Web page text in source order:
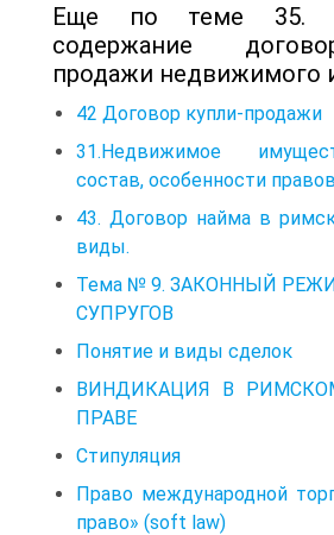
Еще по теме 35.
содержание
продажи недвижимого
42 Договор купли-продажи
31.Недвижимое
состав, особенности
43. Договор найма в
виды.
Тема № 9. ЗАКОННЫЙ
СУПРУГОВ
Понятие и виды сделок
ВИНДИКАЦИЯ В
ПРАВЕ
Стипуляция
Право международной
право» (soft law)